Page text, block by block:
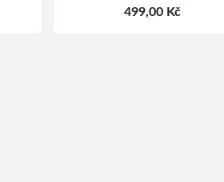
499,00 Kč